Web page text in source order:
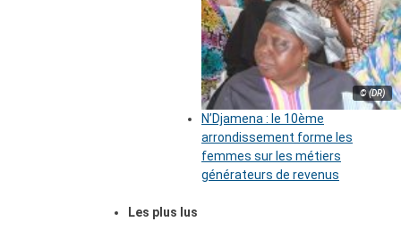
© (DR)
N’Djamena : le 10ème
arrondissement forme les
femmes sur les métiers
générateurs de revenus
Les plus lus